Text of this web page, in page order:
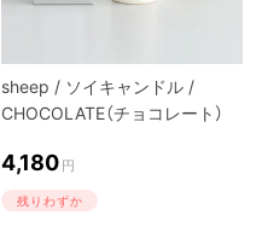
sheep / ソイキャンドル /
CHOCOLATE（チョコレート）
4,180 円
残りわずか